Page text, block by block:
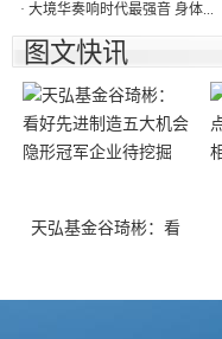
· 大境华奏响时代最强音 身体...
图文快讯
天弘基金谷琦彬：看